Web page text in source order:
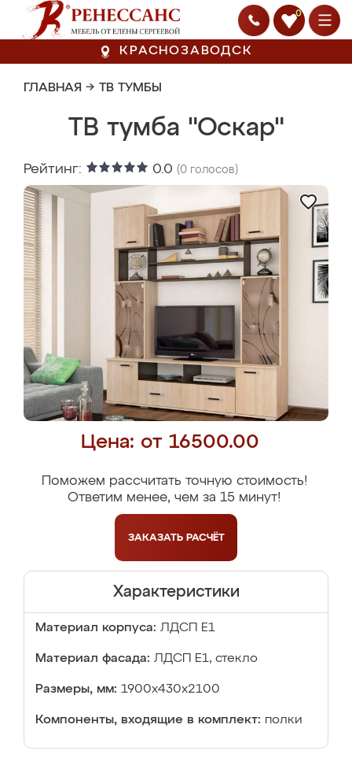
0
КРАСНОЗАВОДСК
ГЛАВНАЯ → ТВ ТУМБЫ
ТВ тумба "Оскар"
Рейтинг: 0.0 (0 голосов)
Цена: от 16500.00
Поможем рассчитать точную стоимость!
Ответим менее, чем за 15 минут!
ЗАКАЗАТЬ РАСЧЁТ
Характеристики
Материал корпуса: ЛДСП Е1
Материал фасада: ЛДСП Е1, стекло
Размеры, мм: 1900x430x2100
Компоненты, входящие в комплект: полки